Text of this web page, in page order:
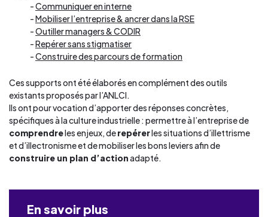
Communiquer en interne
Mobiliser l’entreprise & ancrer dans la RSE
Outiller managers & CODIR
Repérer sans stigmatiser
Construire des parcours de formation
Ces supports ont été élaborés en complément des outils
existants proposés par l’ANLCI.
Ils ont pour vocation d’apporter des réponses concrètes,
spécifiques à la culture industrielle : permettre à l’entreprise de
comprendreles enjeux, derepérerles situations d’illettrisme
et d’illectronisme et de mobiliser les bons leviers afin de
construire un plan d’actionadapté.
En savoir plus